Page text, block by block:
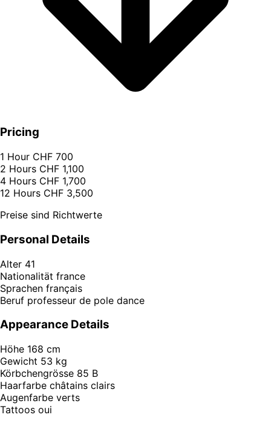
Pricing
1 Hour CHF 700
2 Hours CHF 1,100
4 Hours CHF 1,700
12 Hours CHF 3,500
Preise sind Richtwerte
Personal Details
Alter 41
Nationalität france
Sprachen français
Beruf professeur de pole dance
Appearance Details
Höhe 168 cm
Gewicht 53 kg
Körbchengrösse 85 B
Haarfarbe châtains clairs
Augenfarbe verts
Tattoos oui